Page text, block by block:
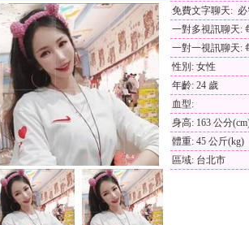
免費文字聊天:
一對多視訊聊天:
一對一視訊聊天:
性別: 女性
年齡: 24 歲
血型:
身高: 163 公分
體重: 45 公斤(kg)
區域: 台北市